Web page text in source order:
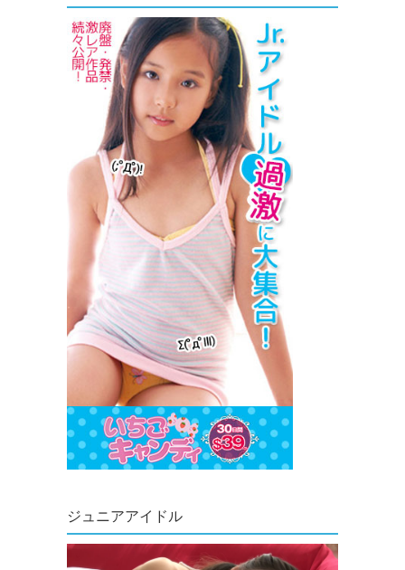
ジュニアアイドル